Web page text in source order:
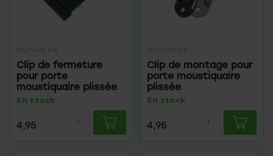
HUISMERK
Clip de fermeture
pour porte
moustiquaire plissée
En stock
4,95
HUISMERK
Clip de montage pour
porte moustiquaire
plissée
En stock
4,95